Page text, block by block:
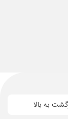
به بالا